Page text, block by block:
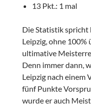
13 Pkt.: 1 mal
Die Statistik spricht
Leipzig, ohne 100%
ultimative
Denn immer dann,
Leipzig nach einem
fünf Punkte
wurde er auch